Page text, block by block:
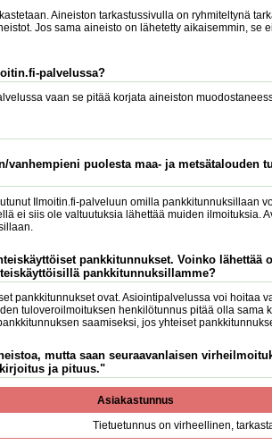
Aineiston tarkastussivulla on ryhmiteltynä
Jos sama aineisto on lähetetty aikaisemmin, se
palvelussa?
vaan se pitää korjata aineiston
vanhempieni puolesta maa- ja metsätalouden
Ilmoitin.fi-palveluun omilla pankkitunnuksillaan
ei siis ole valtuutuksia lähettää muiden ilmoituksia.
pankkitunnukset. Voinko lähettää
pankkitunnuksillamme?
pankkitunnukset ovat. Asiointipalvelussa voi hoitaa
tuloveroilmoituksen henkilötunnus pitää olla sama
saamiseksi, jos yhteiset
mutta saan seuraavanlaisen
ja pituus."
Asiakastunnus
Tietuetunnus on virheellinen,